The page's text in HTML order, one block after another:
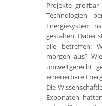
Projekte
Technologien
Energiesystem
gestalten. Dabei
alle betreffen:
morgen aus?
umweltgerecht
erneuerbare
Die
Exponaten